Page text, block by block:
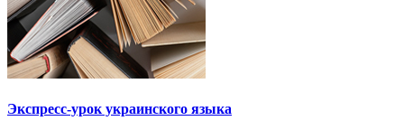
Экспресс-урок украинского языка